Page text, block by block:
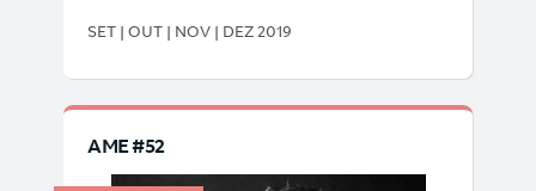
SET | OUT | NOV | DEZ 2019
AME #52